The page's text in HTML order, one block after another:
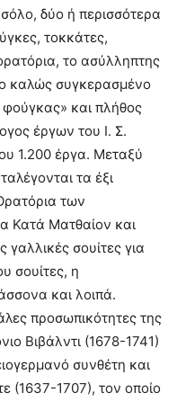
δύο ή περισσότερα
τοκκάτες,
το ασύλληπτης
καλώς συγκερασμένο
και πλήθος
έργων του Ι. Σ.
1.200 έργα. Μεταξύ
τα έξι
των
Κατά Ματθαίον και
σουίτες για
σουίτες, η
και λοιπά.
προσωπικότητες της
Βιβάλντι (1678-1741)
συνθέτη και
(1637-1707), τον οποίο